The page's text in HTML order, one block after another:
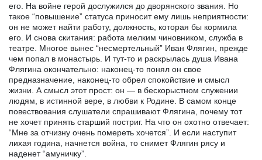
его. На войне герой дослужился до дворянского звания. Но
такое “повышение” статуса приносит ему лишь неприятности:
он не может найти работу, должность, которая бы кормила
его. И снова скитания: работа мелким чиновником, служба в
театре. Многое вынес “несмертельный” Иван Флягин, прежде
чем попал в монастырь. И тут-то и раскрылась душа Ивана
Флягина окончательно: наконец-то понял он свое
предназначение, наконец-то обрел спокойствие и смысл
жизни. А смысл этот прост: он — в бескорыстном служении
людям, в истинной вере, в любви к Родине. В самом конце
повествования слушатели спрашивают Флягина, почему тот
не хочет принять старший постриг. На что он охотно отвечает:
“Мне за отчизну очень помереть хочется”. И если наступит
лихая година, начнется война, то снимет Флягин рясу и
наденет “амуничку”.